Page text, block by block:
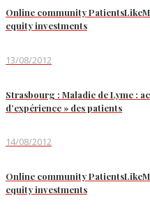
Online community
equity investments
13/08/2012
Strasbourg : Maladie de Lyme :
d’expérience » des patients
14/08/2012
Online community
equity investments